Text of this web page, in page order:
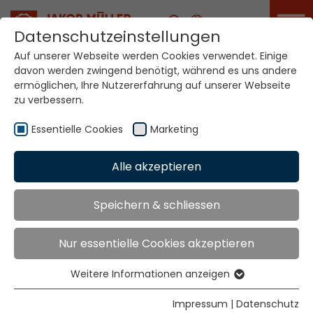
Karriere
Ihre Welt. Unsere
Technologien.
Home Eritrea
Globale Präsenz
Contact via Jakob Müller AG Frick
Jakob Müller AG Frick
5070 Frick, Switzerland
Datenschutzeinstellungen
Auf unserer Webseite werden Cookies verwendet. Einige
davon werden zwingend benötigt, während es uns andere
ermöglichen, Ihre Nutzererfahrung auf unserer Webseite
zu verbessern.
Essentielle Cookies Marketing
Alle akzeptieren
Speichern & schliessen
Nur essentielle Cookies akzeptieren
Essentielle Cookies
Essentielle Cookies werden für grundlegende
Weitere Informationen anzeigen
Impressum | Datenschutz